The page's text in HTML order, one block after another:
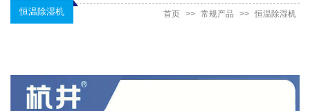
恒温除湿机 首页 >> 常规产品 >> 恒温除湿机